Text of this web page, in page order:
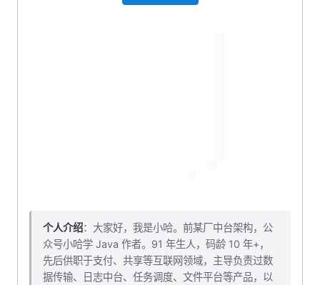
个人介绍：大家好，我是小哈。前某厂中台架构，公
众号小哈学 Java 作者。91 年生人，码龄 10 年+，
先后供职于支付、共享等互联网领域，主导负责过数
据传输、日志中台、任务调度、文件平台等产品，以